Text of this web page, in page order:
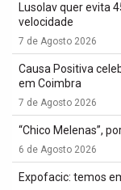
Lusolav quer evita
velocidade
7 de Agosto 2026
Causa Positiva
em Coimbra
7 de Agosto 2026
“Chico Melenas”,
6 de Agosto 2026
Expofacic: temos